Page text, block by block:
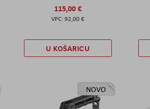
115,00 €
92,00 €
U KOŠARICU
NOVO